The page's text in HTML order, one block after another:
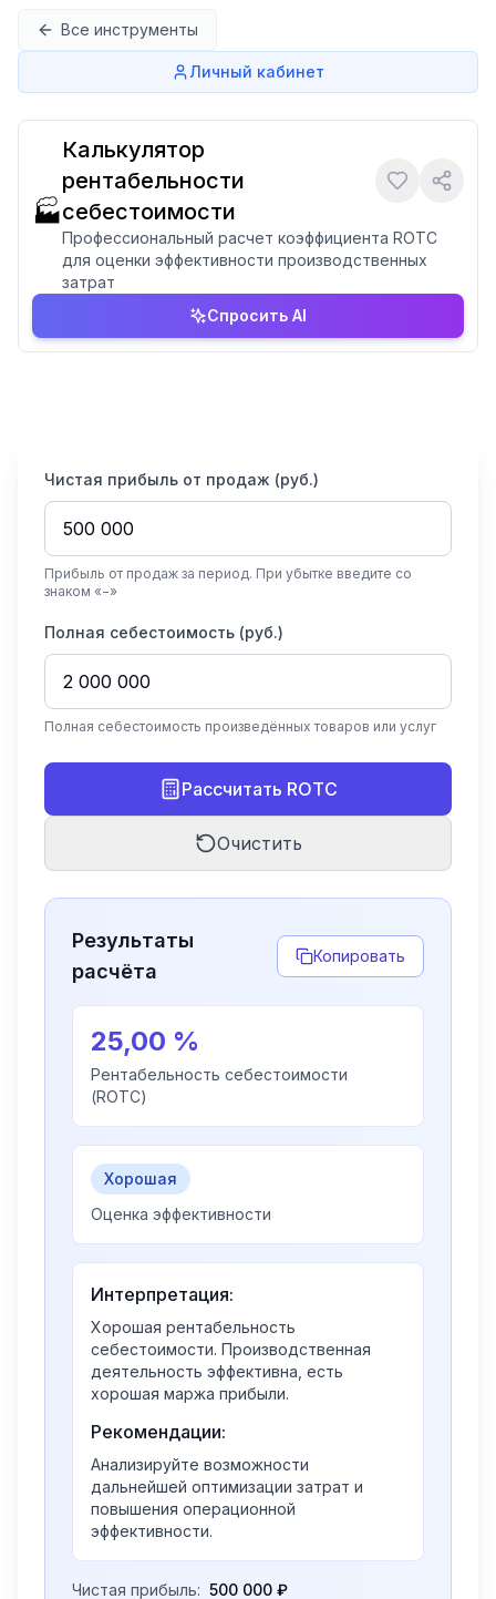
Все инструменты
Личный кабинет
🏭
Калькулятор
рентабельности
себестоимости
Профессиональный расчет коэффициента ROTC
для оценки эффективности производственных
затрат
Спросить AI
Чистая прибыль от продаж (руб.)
Прибыль от продаж за период. При убытке введите со
знаком «−»
Полная себестоимость (руб.)
Полная себестоимость произведённых товаров или услуг
Рассчитать ROTC
Очистить
Результаты
расчёта
Копировать
25,00 %
Рентабельность себестоимости
(ROTC)
Хорошая
Оценка эффективности
Интерпретация:
Хорошая рентабельность
себестоимости. Производственная
деятельность эффективна, есть
хорошая маржа прибыли.
Рекомендации:
Анализируйте возможности
дальнейшей оптимизации затрат и
повышения операционной
эффективности.
Чистая прибыль: 500 000 ₽